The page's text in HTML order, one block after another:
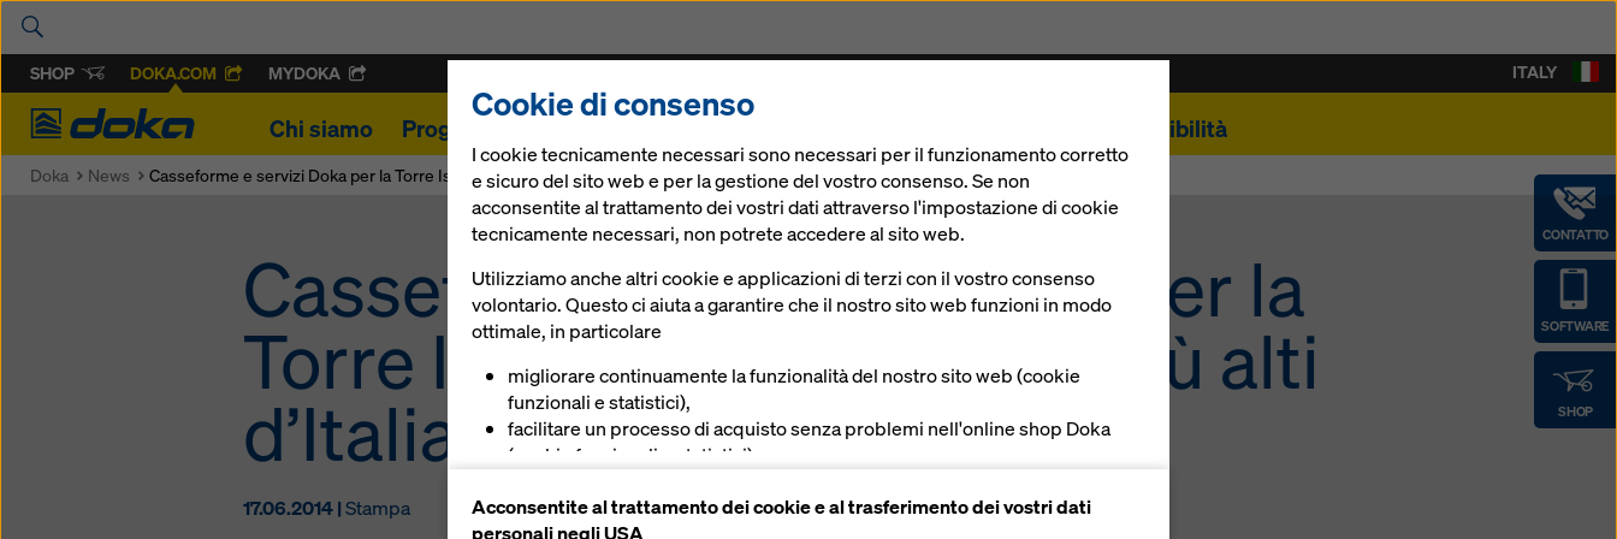
SHOP DOKA.COM MYDOKA
Doka
Chi siamo Progetti Sostenibilità
CONTATTO
SOFTWARE
SHOP
ITALY
Doka News Casseforme e servizi Doka per la Torre Isozaki, fra gli edifici più alti d’Italia.
Casseforme e servizi Doka per la
Torre Isozaki, fra gli edifici più alti
d’Italia.
17.06.2014 |Stampa
Cookie di consenso
I cookie tecnicamente necessari sono necessari per il funzionamento corretto
e sicuro del sito web e per la gestione del vostro consenso. Se non
acconsentite al trattamento dei vostri dati attraverso l'impostazione di cookie
tecnicamente necessari, non potrete accedere al sito web.
Utilizziamo anche altri cookie e applicazioni di terzi con il vostro consenso
volontario. Questo ci aiuta a garantire che il nostro sito web funzioni in modo
ottimale, in particolare
migliorare continuamente la funzionalità del nostro sito web (cookie
funzionali e statistici),
facilitare un processo di acquisto senza problemi nell'online shop Doka
(cookie funzionali e statistici),
(cookie di marketing).
Acconsentite al trattamento dei cookie e al trasferimento dei vostri dati
personali negli USA